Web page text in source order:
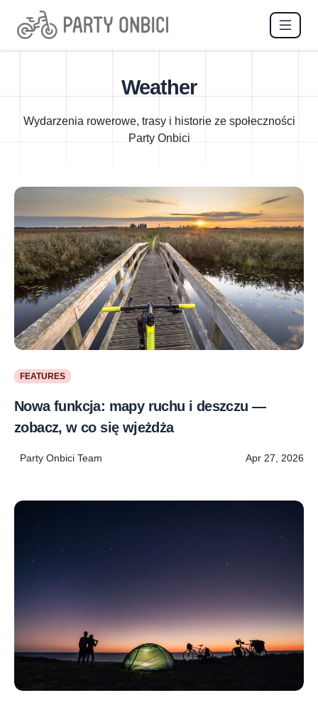
Weather
Wydarzenia rowerowe, trasy i historie ze społeczności
Party Onbici
FEATURES
Nowa funkcja: mapy ruchu i deszczu —
zobacz, w co się wjeżdża
Party Onbici Team Apr 27, 2026